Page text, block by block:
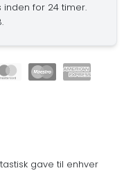
inden for 24 timer.
gave til enhver